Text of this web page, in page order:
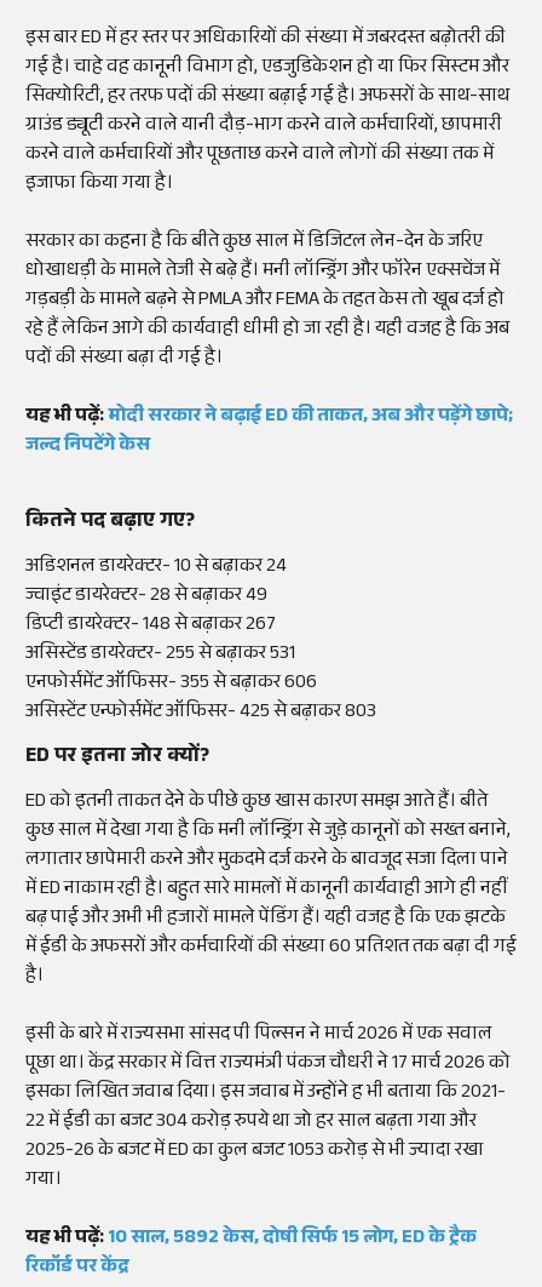
इस बार ED में हर स्तर पर अधिकारियों की संख्या में जबरदस्त बढ़ोतरी की
गई है। चाहे वह कानूनी विभाग हो, एडजुडिकेशन हो या फिर सिस्टम और
सिक्योरिटी, हर तरफ पदों की संख्या बढ़ाई गई है। अफसरों के साथ-साथ
ग्राउंड ड्यूटी करने वाले यानी दौड़-भाग करने वाले कर्मचारियों, छापमारी
करने वाले कर्मचारियों और पूछताछ करने वाले लोगों की संख्या तक में
इजाफा किया गया है।
सरकार का कहना है कि बीते कुछ साल में डिजिटल लेन-देन के जरिए
धोखाधड़ी के मामले तेजी से बढ़े हैं। मनी लॉन्ड्रिंग और फॉरेन एक्सचेंज में
गड़बड़ी के मामले बढ़ने से PMLA और FEMA के तहत केस तो खूब दर्ज हो
रहे हैं लेकिन आगे की कार्यवाही धीमी हो जा रही है। यही वजह है कि अब
पदों की संख्या बढ़ा दी गई है।
यह भी पढ़ें:मोदी सरकार ने बढ़ाई ED की ताकत, अब और पड़ेंगे छापे;
जल्द निपटेंगे केस
कितने पद बढ़ाए गए?
अडिशनल डायरेक्टर- 10 से बढ़ाकर 24
ज्वाइंट डायरेक्टर- 28 से बढ़ाकर 49
डिप्टी डायरेक्टर- 148 से बढ़ाकर 267
असिस्टेंड डायरेक्टर- 255 से बढ़ाकर 531
एनफोर्समेंट ऑफिसर- 355 से बढ़ाकर 606
असिस्टेंट एन्फोर्समेंट ऑफिसर- 425 से बढ़ाकर 803
ED पर इतना जोर क्यों?
ED को इतनी ताकत देने के पीछे कुछ खास कारण समझ आते हैं। बीते
कुछ साल में देखा गया है कि मनी लॉन्ड्रिंग से जुड़े कानूनों को सख्त बनाने,
लगातार छापेमारी करने और मुकदमे दर्ज करने के बावजूद सजा दिला पाने
में ED नाकाम रही है। बहुत सारे मामलों में कानूनी कार्यवाही आगे ही नहीं
बढ़ पाई और अभी भी हजारों मामले पेंडिंग हैं। यही वजह है कि एक झटके
में ईडी के अफसरों और कर्मचारियों की संख्या 60 प्रतिशत तक बढ़ा दी गई
है।
इसी के बारे में राज्यसभा सांसद पी पिल्सन ने मार्च 2026 में एक सवाल
पूछा था। केंद्र सरकार में वित्त राज्यमंत्री पंकज चौधरी ने 17 मार्च 2026 को
इसका लिखित जवाब दिया। इस जवाब में उन्होंने ह भी बताया कि 2021-
22 में ईडी का बजट 304 करोड़ रुपये था जो हर साल बढ़ता गया और
2025-26 के बजट में ED का कुल बजट 1053 करोड़ से भी ज्यादा रखा
गया।
यह भी पढ़ें:10 साल, 5892 केस, दोषी सिर्फ 15 लोग, ED के ट्रैक
रिकॉर्ड पर केंद्र